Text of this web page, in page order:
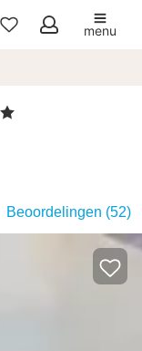
Mijn
menu
Beoordelingen (52)